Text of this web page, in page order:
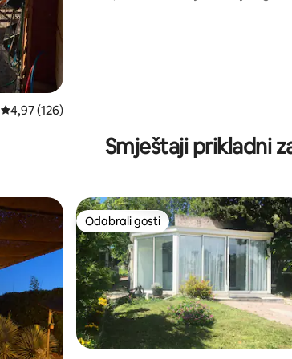
Prosječna ocjena: 4,97/5, recenzija: 126
4,97 (126)
Smještaji prikladni
Odabrali gosti
Odabrali gosti